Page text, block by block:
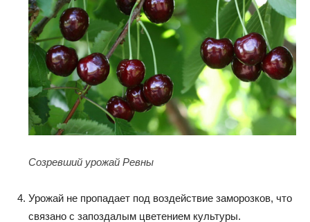
Созревший урожай Ревны
Урожай не пропадает под воздействие заморозков, что
связано с запоздалым цветением культуры.